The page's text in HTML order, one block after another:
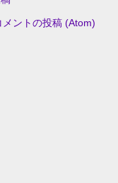
メントの投稿 (Atom)